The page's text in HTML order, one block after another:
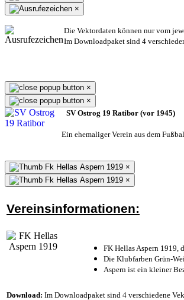
×
Die Vektordaten können nur vom
Im Downloadpaket sind 4
×
×
SV Ostrog 19 Ratibor (vor 1945)
Ein ehemaliger Verein aus dem
×
×
Vereinsinformationen:
FK Hellas Aspern 1919,
Die Klubfarben Grün-
Aspern ist ein kleiner
Download: Im Downloadpaket sind 4 verschiedene